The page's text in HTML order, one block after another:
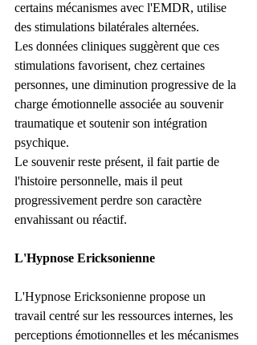
certains mécanismes avec l'EMDR, utilise
des stimulations bilatérales alternées.
Les données cliniques suggèrent que ces
stimulations favorisent, chez certaines
personnes, une diminution progressive de la
charge émotionnelle associée au souvenir
traumatique et soutenir son intégration
psychique.
Le souvenir reste présent, il fait partie de
l'histoire personnelle, mais il peut
progressivement perdre son caractère
envahissant ou réactif.
L'Hypnose Ericksonienne
L'Hypnose Ericksonienne propose un
travail centré sur les ressources internes, les
perceptions émotionnelles et les mécanismes